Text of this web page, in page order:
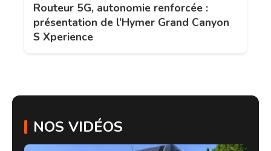
Routeur 5G, autonomie renforcée :
présentation de l’Hymer Grand Canyon
S Xperience
NOS VIDÉOS